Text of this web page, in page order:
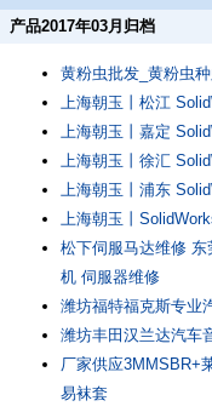
产品2017年03月归档
黄粉虫批发_黄粉虫
上海朝玉丨松江
上海朝玉丨嘉定
上海朝玉丨徐汇
上海朝玉丨浦东
上海朝玉丨
松下伺服马达维修
机 伺服器维修
潍坊福特福克斯专业
潍坊丰田汉兰达汽车
厂家供应3MMSBR+
易袜套